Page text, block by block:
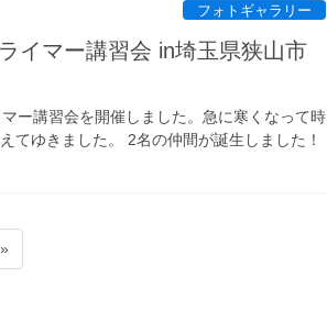
フォトギャラリー
イマー講習会 in埼玉県狭山市
ー講習会を開催しました。急に寒くなって時
てゆきました。 2名の仲間が誕生しました！
»